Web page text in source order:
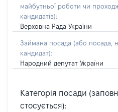
майбутньої роботи чи
кандидатів):
Верховна Рада України
Займана посада (або посада,
кандидат):
Народний депутат України
Категорія посади
стосується):